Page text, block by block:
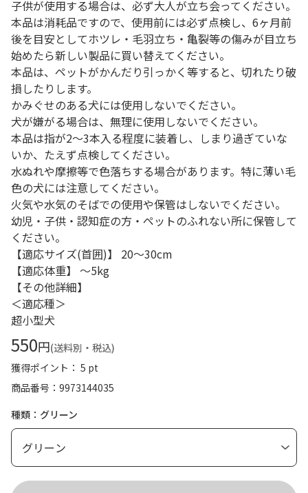
子供が使用する場合は、必ず大人が立ち会ってください。
本品は消耗品ですので、使用前には必ず点検し、6ヶ月前
後を目安としてホツレ・毛羽立ち・亀裂等の傷みが目立ち
始めたら新しい製品に買い替えてください。
本品は、ペットがかんだり引っかく等すると、切れたり破
損したりします。
かみぐせのある犬には使用しないでください。
犬が嫌がる場合は、無理に使用しないでください。
本品は指が2～3本入る程度に装着し、しまり過ぎていな
いか、たえず点検してください。
水ぬれや摩擦等で色落ちする場合があります。特に薄い毛
色の犬には注意してください。
火気や水気のそばでの使用や保管はしないでください。
幼児・子供・認知症の方・ペットのふれない所に保管して
ください。
【適応サイズ(首囲)】 20～30cm
【適応体重】 ～5kg
【その他詳細】
＜適応種＞
超小型犬
550円(送料別・税込)
獲得ポイント： 5 pt
商品番号
9973144035
種類：グリーン